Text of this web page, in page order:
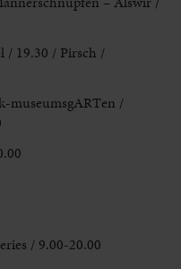
/ 19.30 / Pirsch /
museumsgARTen /
/ 9.00-20.00